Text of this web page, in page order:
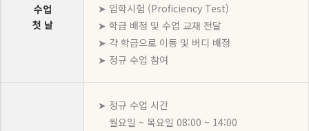
수업
첫 날
➤ 입학시험 (Proficiency Test)
➤ 학급 배정 및 수업 교재 전달
➤ 각 학급으로 이동 및 버디 배정
➤ 정규 수업 참여
➤ 정규 수업 시간
월요일 ~ 목요일 08:00 ~ 14:00